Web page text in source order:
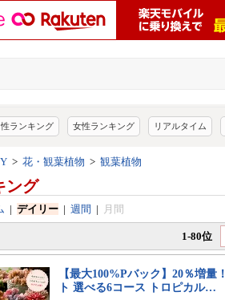
性ランキング 女性ランキング リアルタイム
> 花・観葉植物 > 観葉植物
ング
| デイリー| 週間 | 月間
1-80位
【最大100%Pバック】20％増
ト 選べる6コース トロピカル…